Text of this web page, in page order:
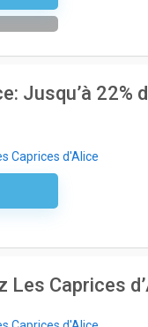
Jusqu’à
Caprices d'Alice
Les Caprices